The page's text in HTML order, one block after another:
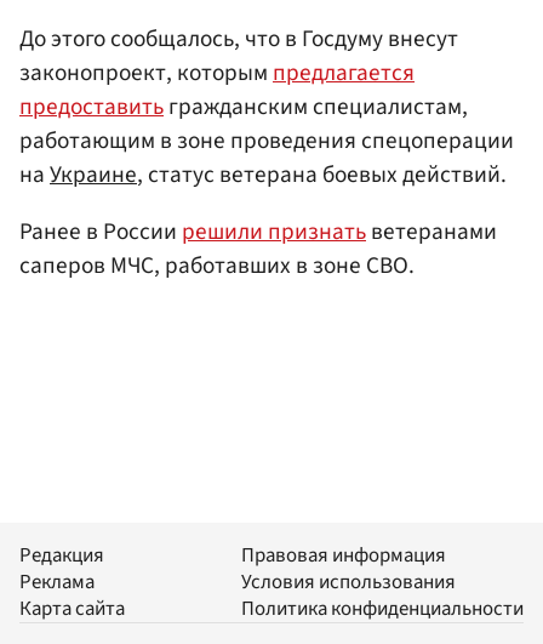
До этого сообщалось, что в Госдуму внесут
законопроект, которымпредлагается
предоставитьгражданским специалистам,
работающим в зоне проведения спецоперации
наУкраине, статус ветерана боевых действий.
Ранее в России решили признатьветеранами
саперов МЧС, работавших в зоне СВО.
Редакция
Реклама
Карта сайта
Правовая информация
Условия использования
Политика конфиденциальности